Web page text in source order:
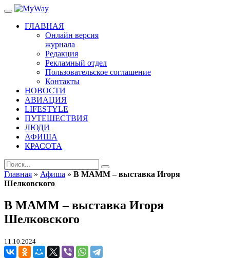
ГЛАВНАЯ
Онлайн версия
журнала
Редакция
Рекламный отдел
Пользовательское соглашение
Контакты
НОВОСТИ
АВИАЦИЯ
LIFESTYLE
ПУТЕШЕСТВИЯ
ЛЮДИ
АФИША
КРАСОТА
Главная » Афиша » В МАММ – выставка Игоря
Шелковского
В МАММ – выставка Игоря
Шелковского
11.10.2024